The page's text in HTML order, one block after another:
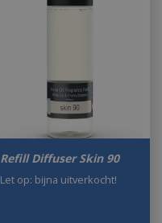
Refill Diffuser Skin 90
Let op: bijna uitverkocht!